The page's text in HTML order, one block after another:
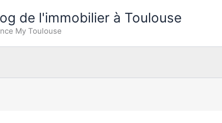
de l'immobilier à Toulouse
My Toulouse